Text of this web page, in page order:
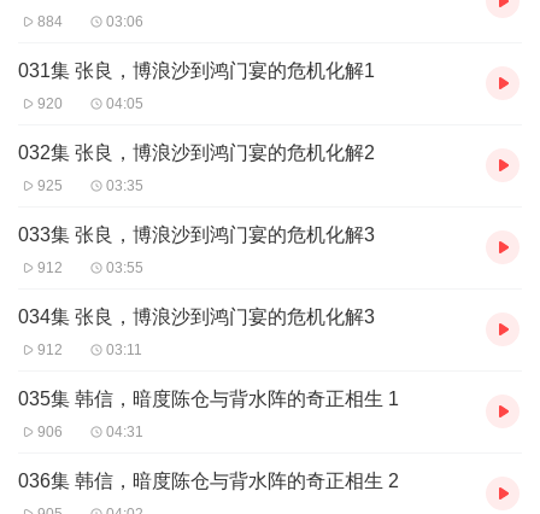
884 03:06
031集 张良，博浪沙到鸿门宴的危机化解1
920 04:05
032集 张良，博浪沙到鸿门宴的危机化解2
925 03:35
033集 张良，博浪沙到鸿门宴的危机化解3
912 03:55
034集 张良，博浪沙到鸿门宴的危机化解3
912 03:11
035集 韩信，暗度陈仓与背水阵的奇正相生 1
906 04:31
036集 韩信，暗度陈仓与背水阵的奇正相生 2